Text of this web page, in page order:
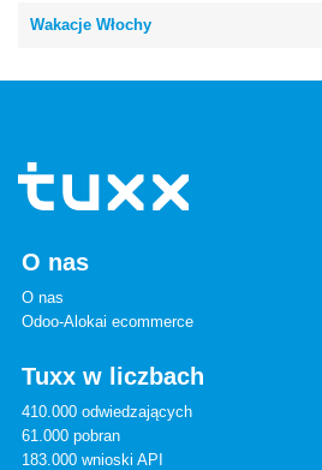
Wakacje Włochy
O nas
O nas
Odoo-Alokai ecommerce
Tuxx w liczbach
410.000 odwiedzających
61.000 pobran
183.000 wnioski API